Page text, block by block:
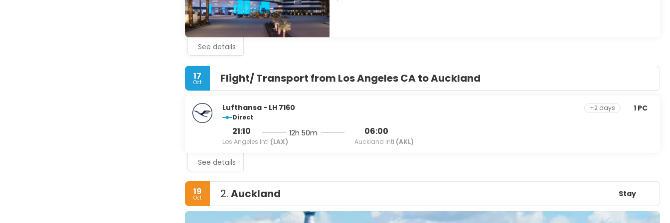
See details
17
Oct Flight/ Transport from Los Angeles CA to Auckland
Lufthansa - LH 7160
Direct
21:10
Los Angeles Intl (LAX)
12h 50m 06:00
Auckland Intl (AKL)
+2 days 1 PC
See details
19
Oct 2. Auckland Stay